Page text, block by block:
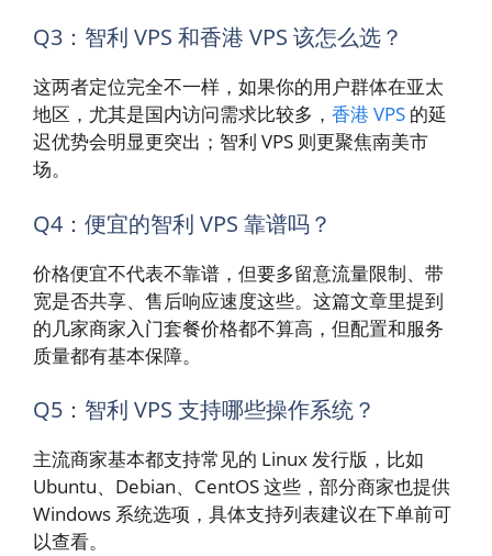
Q3：智利 VPS 和香港 VPS 该怎么选？
这两者定位完全不一样，如果你的用户群体在亚太
地区，尤其是国内访问需求比较多， 香港 VPS 的延
迟优势会明显更突出；智利 VPS 则更聚焦南美市
场。
Q4：便宜的智利 VPS 靠谱吗？
价格便宜不代表不靠谱，但要多留意流量限制、带
宽是否共享、售后响应速度这些。这篇文章里提到
的几家商家入门套餐价格都不算高，但配置和服务
质量都有基本保障。
Q5：智利 VPS 支持哪些操作系统？
主流商家基本都支持常见的 Linux 发行版，比如
Ubuntu、Debian、CentOS 这些，部分商家也提供
Windows 系统选项，具体支持列表建议在下单前可
以查看。